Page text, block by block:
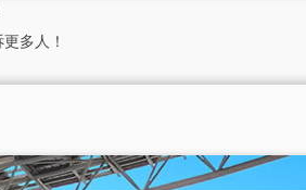
多人！